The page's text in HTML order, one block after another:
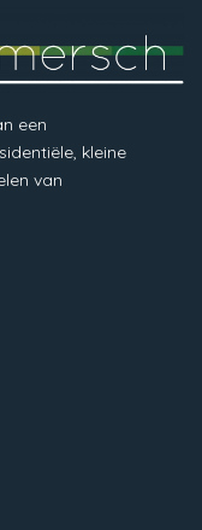
een
kleine
van